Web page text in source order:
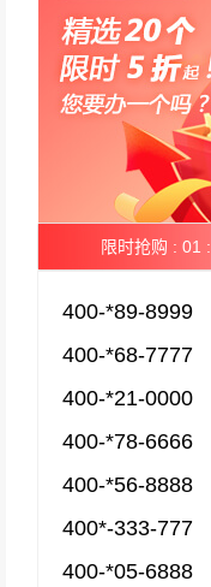
限时抢购 : 01 :
400-*89-8999
400-*68-7777
400-*21-0000
400-*78-6666
400-*56-8888
400*-333-777
400-*05-6888